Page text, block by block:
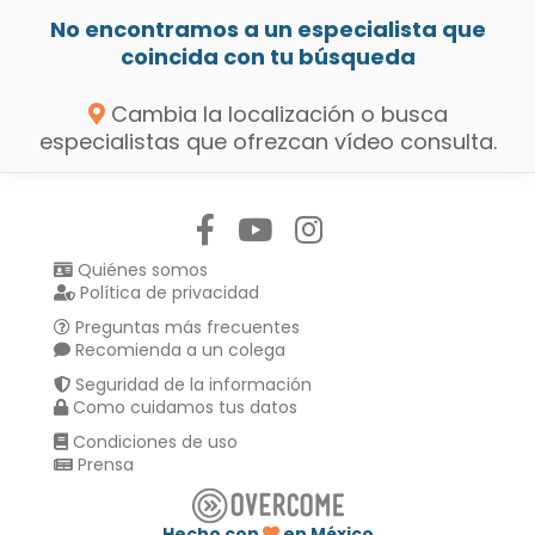
No encontramos a un especialista que
coincida con tu búsqueda
Cambia la localización o busca
especialistas que ofrezcan vídeo consulta.
Quiénes somos
Política de privacidad
Preguntas más frecuentes
Recomienda a un colega
Seguridad de la información
Como cuidamos tus datos
Condiciones de uso
Prensa